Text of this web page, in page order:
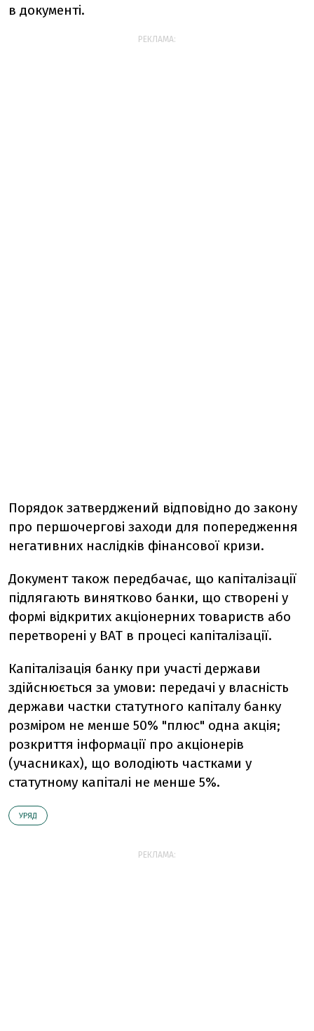
в документі.
РЕКЛАМА:
Порядок затверджений відповідно до закону
про першочергові заходи для попередження
негативних наслідків фінансової кризи.
Документ також передбачає, що капіталізації
підлягають винятково банки, що створені у
формі відкритих акціонерних товариств або
перетворені у ВАТ в процесі капіталізації.
Капіталізація банку при участі держави
здійснюється за умови: передачі у власність
держави частки статутного капіталу банку
розміром не менше 50% "плюс" одна акція;
розкриття інформації про акціонерів
(учасниках), що володіють частками у
статутному капіталі не менше 5%.
УРЯД
РЕКЛАМА: